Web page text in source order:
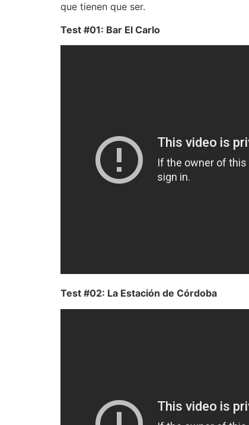
que tienen que ser.
Test #01: Bar El Carlo
Test #02: La Estación de Córdoba